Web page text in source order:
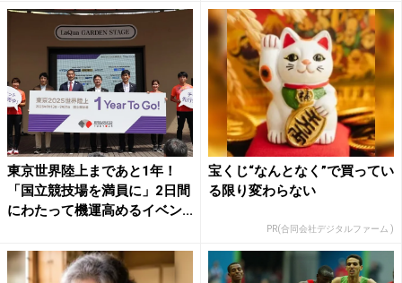
東京世界陸上まであと1年！
「国立競技場を満員に」2日間
にわたって機運高めるイベン...
宝くじ“なんとなく”で買ってい
る限り変わらない
PR(合同会社デジタルファーム )